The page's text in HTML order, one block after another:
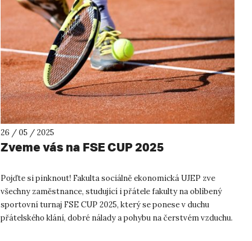
26 / 05 / 2025
Zveme vás na FSE CUP 2025
Pojďte si pinknout! Fakulta sociálně ekonomická UJEP zve
všechny zaměstnance, studující i přátele fakulty na oblíbený
sportovní turnaj FSE CUP 2025, který se ponese v duchu
přátelského klání, dobré nálady a pohybu na čerstvém vzduchu.